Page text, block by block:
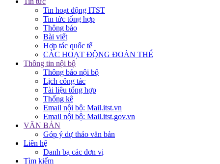
Tin hoạt động ITST
Tin tức tổng hợp
Thông báo
Bài viết
Hợp tác quốc tế
CÁC HOẠT ĐỘNG ĐOÀN THỂ
Thông tin nội bộ
Thông báo nội bộ
Lịch công tác
Tài liệu tổng hợp
Thống kê
Email nội bộ: Mail.itst.vn
Email nội bộ: Mail.itst.gov.vn
VĂN BẢN
Góp ý dự thảo văn bản
Liên hệ
Danh bạ các đơn vị
Tìm kiếm